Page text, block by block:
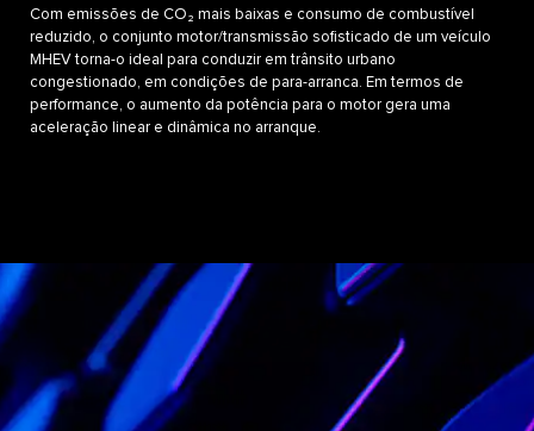
Com emissões de CO₂ mais baixas e consumo de combustível
reduzido, o conjunto motor/transmissão sofisticado de um veículo
MHEV torna-o ideal para conduzir em trânsito urbano
congestionado, em condições de para-arranca. Em termos de
performance, o aumento da potência para o motor gera uma
aceleração linear e dinâmica no arranque.